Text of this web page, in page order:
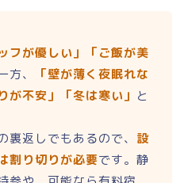
フが優しい」「ご飯が美
方、
「壁が薄く夜眠れな
が不安」「冬は寒い」 と
返しでもあるので、 設
割り切りが必要です。静